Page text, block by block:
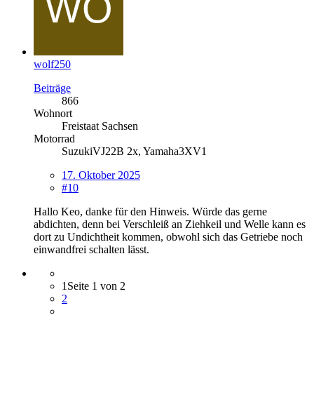
wolf250
Beiträge
866
Wohnort
Freistaat Sachsen
Motorrad
SuzukiVJ22B 2x, Yamaha3XV1
17. Oktober 2025
#10
Hallo Keo, danke für den Hinweis. Würde das gerne
abdichten, denn bei Verschleiß an Ziehkeil und Welle kann es
dort zu Undichtheit kommen, obwohl sich das Getriebe noch
einwandfrei schalten lässt.
1 Seite 1 von 2
2